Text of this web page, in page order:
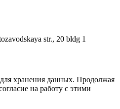
str., 20 bldg 1
хранения данных. Продолжая
на работу с этими